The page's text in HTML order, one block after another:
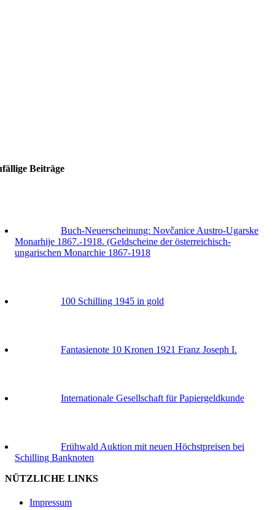
Beiträge
Buch-Neuerscheinung: Novčanice Austro-Ugarske
Monarhije 1867.-1918. (Geldscheine der österreichisch-
ungarischen Monarchie 1867-1918
100 Schilling 1945 in gold
Fantasienote 10 Kronen 1921 Franz Joseph I.
Internationale Gesellschaft für Papiergeldkunde
Frühwald Auktion mit neuen Höchstpreisen bei
Schilling Banknoten
NÜTZLICHE LINKS
Impressum